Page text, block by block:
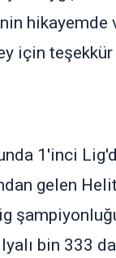
hikayemde
için teşekkür
1'inci
gelen
bin 333